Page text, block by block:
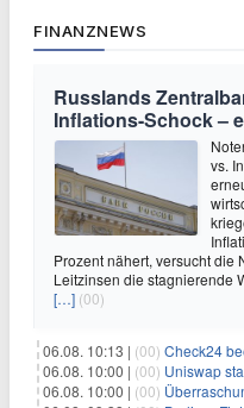
FINANZNEWS
Russlands
Inflations-Schock –
vs.
Prozent nähert, versucht die
Leitzinsen die stagnierende
[…] (00)
06.08. 10:13 | (00) Check24
06.08. 10:00 | (00) Uniswap startet
06.08. 10:00 | (00) Überraschung an